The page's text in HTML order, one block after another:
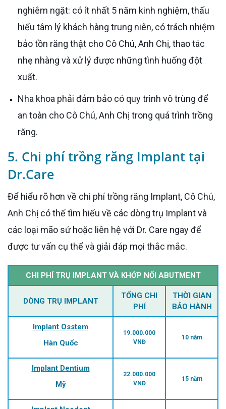
nghiêm ngặt: có ít nhất 5 năm kinh nghiệm, thấu
hiểu tâm lý khách hàng trung niên, có trách nhiệm
bảo tồn răng thật cho Cô Chú, Anh Chị, thao tác
nhẹ nhàng và xử lý được những tình huống đột
xuất.
Nha khoa phải đảm bảo có quy trình vô trùng để
an toàn cho Cô Chú, Anh Chị trong quá trình trồng
răng.
5. Chi phí trồng răng Implant tại
Dr.Care
Để hiểu rõ hơn về chi phí trồng răng Implant, Cô Chú,
Anh Chị có thể tìm hiểu về các dòng trụ Implant và
các loại mão sứ hoặc liên hệ với Dr. Care ngay để
được tư vấn cụ thể và giải đáp mọi thắc mắc.
CHI PHÍ TRỤ IMPLANT VÀ KHỚP NỐI ABUTMENT
DÒNG TRỤ IMPLANT
TỔNG CHI
PHÍ
THỜI GIAN
BẢO HÀNH
Implant Osstem
Hàn Quốc
19.000.000
VNĐ
10 năm
Implant Dentium
Mỹ
22.000.000
VNĐ
15 năm